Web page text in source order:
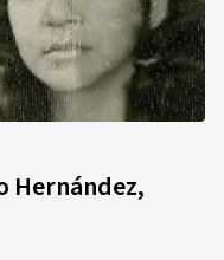
Hernández,